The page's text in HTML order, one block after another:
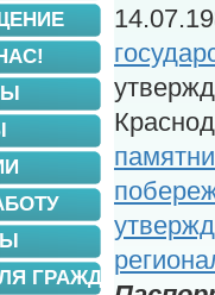
ГРАЖДАН